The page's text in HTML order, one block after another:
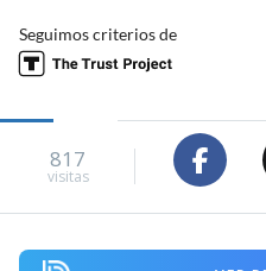
Seguimos criterios de
817
visitas